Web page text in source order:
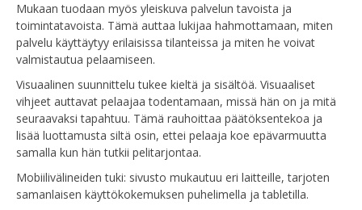
Mukaan tuodaan myös yleiskuva palvelun tavoista ja
toimintatavoista. Tämä auttaa lukijaa hahmottamaan, miten
palvelu käyttäytyy erilaisissa tilanteissa ja miten he voivat
valmistautua pelaamiseen.
Visuaalinen suunnittelu tukee kieltä ja sisältöä. Visuaaliset
vihjeet auttavat pelaajaa todentamaan, missä hän on ja mitä
seuraavaksi tapahtuu. Tämä rauhoittaa päätöksentekoa ja
lisää luottamusta siltä osin, ettei pelaaja koe epävarmuutta
samalla kun hän tutkii pelitarjontaa.
Mobiilivälineiden tuki: sivusto mukautuu eri laitteille, tarjoten
samanlaisen käyttökokemuksen puhelimella ja tabletilla.